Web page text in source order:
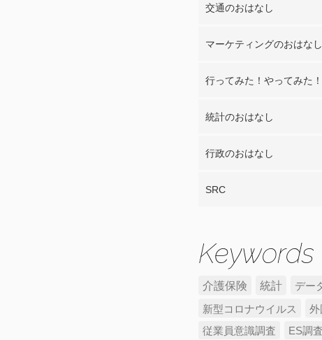
交通のおはなし
マーケティングのおはなし
行ってみた！やってみた！
統計のおはなし
行政のおはなし
SRC
介護保険 統計 デー
新型コロナウイルス
外
従業員意識調査 ES調査